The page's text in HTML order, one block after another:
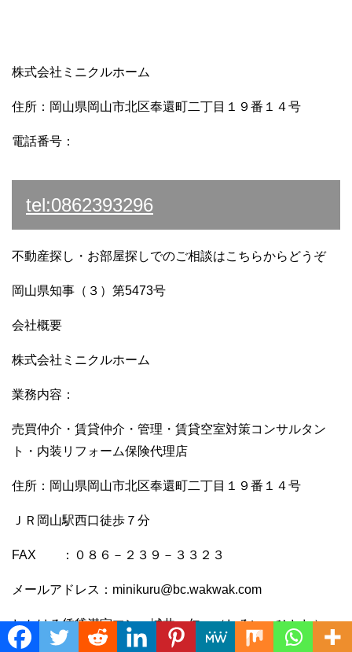
株式会社ミニクルホーム
住所：岡山県岡山市北区奉還町二丁目１９番１４号
電話番号：
tel:0862393296
不動産探し・お部屋探しでのご相談はこちらからどうぞ
岡山県知事（３）第5473号
会社概要
株式会社ミニクルホーム
業務内容：
売買仲介・賃貸仲介・管理・賃貸空室対策コンサルタン
ト・内装リフォーム保険代理店
住所：岡山県岡山市北区奉還町二丁目１９番１４号
ＪＲ岡山駅西口徒歩７分
FAX ：０８６－２３９－３３２３
メールアドレス：minikuru@bc.wakwak.com
しかける賃貸満室マン 城井 仁 （しろい ひとし）
Translate »